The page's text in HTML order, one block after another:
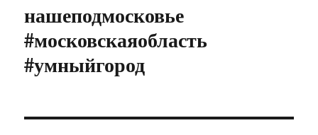
нашеподмосковье
#московскаяобласть
#умныйгород